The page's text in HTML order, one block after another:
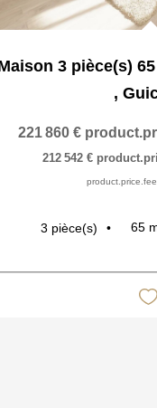
,
221 860 €
212 542 €
3 pièce(s) 65